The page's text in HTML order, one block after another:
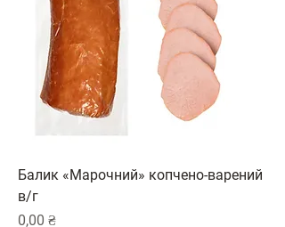
Балик «Марочний» копчено-варений
в/г
Ціна
0,00 ₴